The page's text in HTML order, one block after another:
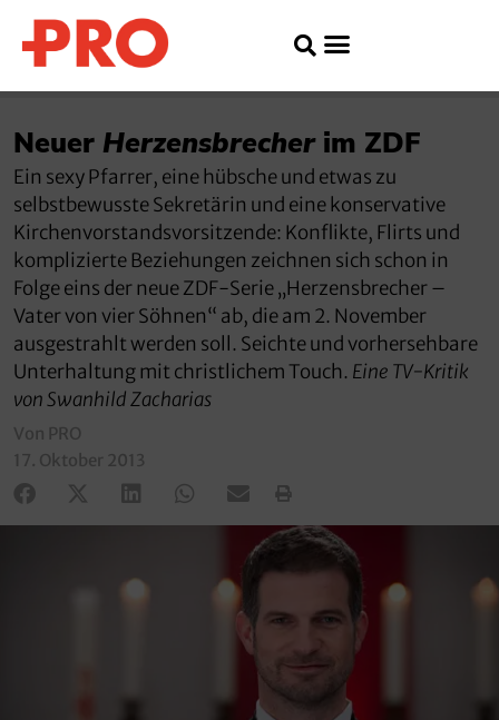
Neuer Herzensbrecherim ZDF
Ein sexy Pfarrer, eine hübsche und etwas zu
selbstbewusste Sekretärin und eine konservative
Kirchenvorstandsvorsitzende: Konflikte, Flirts und
komplizierte Beziehungen zeichnen sich schon in
Folge eins der neue ZDF-Serie „Herzensbrecher –
Vater von vier Söhnen“ ab, die am 2. November
ausgestrahlt werden soll. Seichte und vorhersehbare
Unterhaltung mit christlichem Touch. Eine TV-Kritik
von Swanhild Zacharias
Von PRO
17. Oktober 2013